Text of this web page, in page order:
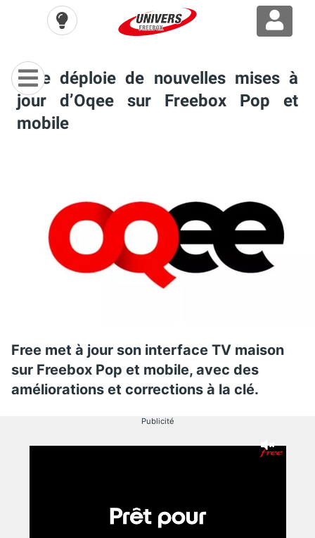
Free déploie de nouvelles mises à
jour d’Oqee sur Freebox Pop et
mobile
Free met à jour son interface TV maison
sur Freebox Pop et mobile, avec des
améliorations et corrections à la clé.
Publicité